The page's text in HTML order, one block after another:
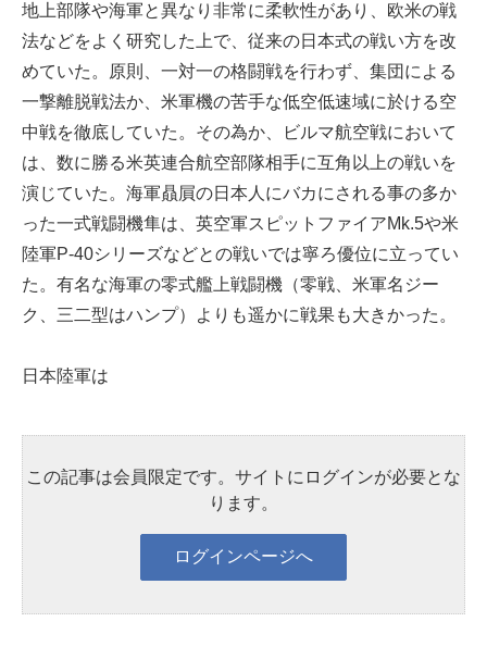
地上部隊や海軍と異なり非常に柔軟性があり、欧米の戦
法などをよく研究した上で、従来の日本式の戦い方を改
めていた。原則、一対一の格闘戦を行わず、集団による
一撃離脱戦法か、米軍機の苦手な低空低速域に於ける空
中戦を徹底していた。その為か、ビルマ航空戦において
は、数に勝る米英連合航空部隊相手に互角以上の戦いを
演じていた。海軍贔屓の日本人にバカにされる事の多か
った一式戦闘機隼は、英空軍スピットファイアMk.5や米
陸軍P-40シリーズなどとの戦いでは寧ろ優位に立ってい
た。有名な海軍の零式艦上戦闘機（零戦、米軍名ジー
ク、三二型はハンプ）よりも遥かに戦果も大きかった。
日本陸軍は
この記事は会員限定です。サイトにログインが必要とな
ります。